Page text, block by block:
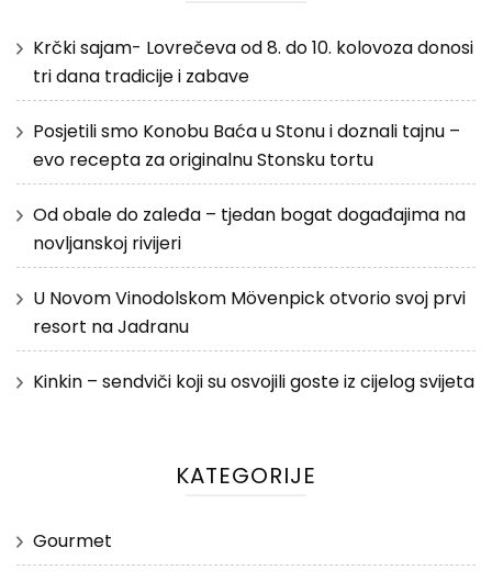
Krčki sajam- Lovrečeva od 8. do 10. kolovoza donosi
tri dana tradicije i zabave
Posjetili smo Konobu Baća u Stonu i doznali tajnu –
evo recepta za originalnu Stonsku tortu
Od obale do zaleđa – tjedan bogat događajima na
novljanskoj rivijeri
U Novom Vinodolskom Mövenpick otvorio svoj prvi
resort na Jadranu
Kinkin – sendviči koji su osvojili goste iz cijelog svijeta
KATEGORIJE
Gourmet